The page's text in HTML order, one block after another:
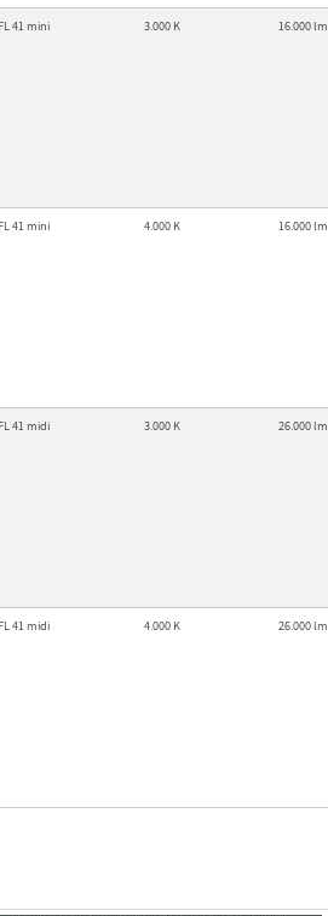
FL 41 mini 3.000 K 16.000 lm
FL 41 mini 4.000 K 16.000 lm
FL 41 midi 3.000 K 26.000 lm
FL 41 midi 4.000 K 26.000 lm